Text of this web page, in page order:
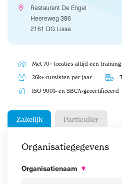
Restaurant De Engel
Heereweg 386
2161 DG Lisse
Met 70+ locaties altijd een
26k+ cursisten per jaar
ISO 9001- en SBCA-gecertificeerd
Zakelijk Particulier
Organisatiegegevens
Organisatienaam